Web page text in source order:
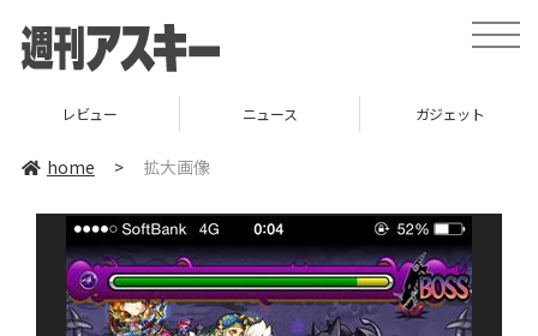
toggle
レビュー ニュース ガジェット
home > 拡大画像